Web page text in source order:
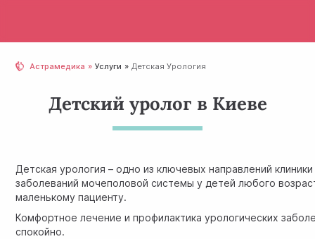
Астрамедика Услуги Детская Урология
Детский уролог в Киеве
Детская урология – одно из ключевых направлений
заболеваний мочеполовой системы у детей любого
маленькому пациенту.
Комфортное лечение и профилактика урологических
спокойно.